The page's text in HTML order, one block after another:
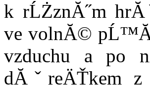
k rĹŻznĂ˝m
ve volnĂ©
vzduchu a po
dĂˇreÄŤkem